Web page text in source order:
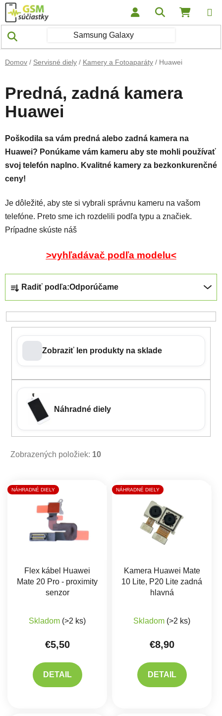
Prejsť na obsah Hľadať
Domov / Servisné diely / Kamery a Fotoaparáty / Huawei
Predná, zadná kamera
Huawei
Poškodila sa vám predná alebo zadná kamera na
Huawei? Ponúkame vám kameru aby ste mohli používať
svoj telefón naplno. Kvalitné kamery za bezkonkurenčné
ceny!
Je dôležité, aby ste si vybrali správnu kameru na vašom
telefóne. Preto sme ich rozdelili podľa typu a značiek.
Prípadne skúste náš
>vyhľadávač podľa modelu<
Radiť podľa:Odporúčame
Zobraziť len produkty na sklade
Náhradné diely
Zobrazených položiek: 10
Výpis produktov
NÁHRADNÉ DIELY
Flex kábel Huawei
Mate 20 Pro - proximity
senzor
Skladom (>2 ks)
€5,50
DETAIL
NÁHRADNÉ DIELY
Kamera Huawei Mate
10 Lite, P20 Lite zadná
hlavná
Skladom (>2 ks)
€8,90
DETAIL